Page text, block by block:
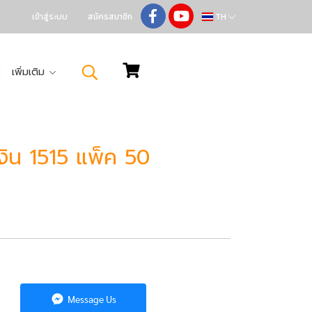
เข้าสู่ระบบ สมัครสมาชิก TH
เพิ่มเติม
น 1515 แพ็ค 50
Message Us